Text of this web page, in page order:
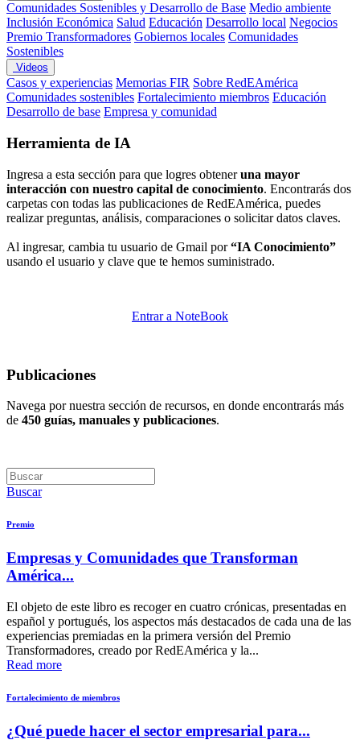
Comunidades Sostenibles y Desarrollo de Base Medio ambiente
Inclusión Económica Salud Educación Desarrollo local Negocios
Premio Transformadores Gobiernos locales Comunidades
Sostenibles
Videos
Casos y experiencias Memorias FIR Sobre RedEAmérica
Comunidades sostenibles Fortalecimiento miembros Educación
Desarrollo de base Empresa y comunidad
Herramienta de IA
Ingresa a esta sección para que logres obteneruna mayor
interacción con nuestro capital de conocimiento. Encontrarás dos
carpetas con todas las publicaciones de RedEAmérica, puedes
realizar preguntas, análisis, comparaciones o solicitar datos claves.
Al ingresar, cambia tu usuario de Gmail por“IA Conocimiento”
usando el usuario y clave que te hemos suministrado.
Entrar a NoteBook
Publicaciones
Navega por nuestra sección de recursos, en donde encontrarás más
de 450 guías, manuales y publicaciones.
Buscar
Premio
Empresas y Comunidades que Transforman
América...
El objeto de este libro es recoger en cuatro crónicas, presentadas en
español y portugués, los aspectos más destacados de cada una de las
experiencias premiadas en la primera versión del Premio
Transformadores, creado por RedEAmérica y la...
Read more
Fortalecimiento de miembros
¿Qué puede hacer el sector empresarial para...